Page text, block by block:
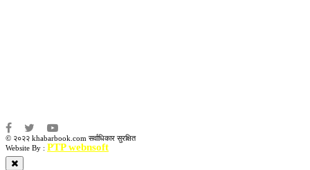
© २०२२ khabarbook.com सर्वाधिकार सुरक्षित
Website By : PTP webnsoft